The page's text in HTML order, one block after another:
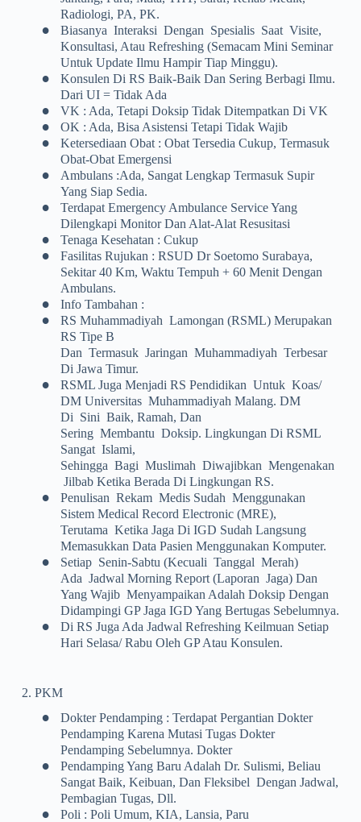
Radiologi, PA, PK.
•
Biasanya Interaksi Dengan Spesialis Saat Visite,
Konsultasi, Atau Refreshing (semacam Mini Seminar
Untuk Update Ilmu Hampir Tiap Minggu).
•
Konsulen Di RS Baik-Baik Dan Sering Berbagi Ilmu.
Dari UI = Tidak Ada
• VK : Ada, Tetapi Doksip Tidak Ditempatkan Di VK
• OK : Ada, Bisa Asistensi Tetapi Tidak Wajib
•
Ketersediaan Obat : Obat Tersedia Cukup, Termasuk
Obat-Obat Emergensi
•
Ambulans :ada, Sangat Lengkap Termasuk Supir
Yang Siap Sedia.
•
Terdapat Emergency Ambulance Service Yang
Dilengkapi Monitor Dan Alat-Alat Resusitasi
• Tenaga Kesehatan : Cukup
•
Fasilitas Rujukan : RSUD Dr Soetomo Surabaya,
Sekitar 40 Km, Waktu Tempuh + 60 Menit Dengan
Ambulans.
• Info Tambahan :
•
RS Muhammadiyah Lamongan (RSML) Merupakan
RS Tipe B
Dan Termasuk Jaringan Muhammadiyah Terbesar
Di Jawa Timur.
•
RSML Juga Menjadi RS Pendidikan Untuk Koas/
DM Universitas Muhammadiyah Malang. DM
Di Sini Baik, Ramah, Dan
Sering Membantu Doksip. Lingkungan Di RSML
Sangat Islami,
Sehingga Bagi Muslimah Diwajibkan Mengenakan
Jilbab Ketika Berada Di Lingkungan RS.
•
Penulisan Rekam Medis Sudah Menggunakan
Sistem Medical Record Electronic (MRE),
Terutama Ketika Jaga Di IGD Sudah Langsung
Memasukkan Data Pasien Menggunakan Komputer.
•
Setiap Senin-Sabtu (kecuali Tanggal Merah)
Ada Jadwal Morning Report (laporan Jaga) Dan
Yang Wajib Menyampaikan Adalah Doksip Dengan
Didampingi GP Jaga IGD Yang Bertugas Sebelumnya.
•
Di RS Juga Ada Jadwal Refreshing Keilmuan Setiap
Hari Selasa/ Rabu Oleh GP Atau Konsulen.
2. PKM
•
Dokter Pendamping : Terdapat Pergantian Dokter
Pendamping Karena Mutasi Tugas Dokter
Pendamping Sebelumnya. Dokter
•
Pendamping Yang Baru Adalah Dr. Sulismi, Beliau
Sangat Baik, Keibuan, Dan Fleksibel Dengan Jadwal,
Pembagian Tugas, Dll.
• Poli : Poli Umum, KIA, Lansia, Paru